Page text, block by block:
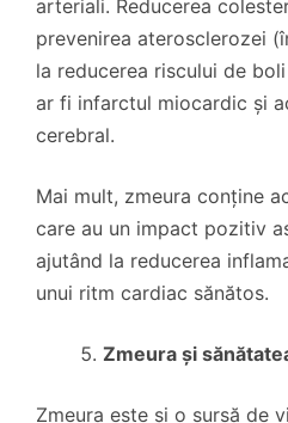
arteriali. Reducerea
prevenirea aterosclerozei
la reducerea riscului de
ar fi infarctul miocardic și
cerebral.
Mai mult, zmeura conține
care au un impact pozitiv
ajutând la reducerea
unui ritm cardiac sănătos.
Zmeura și
Zmeura este și o sursă de